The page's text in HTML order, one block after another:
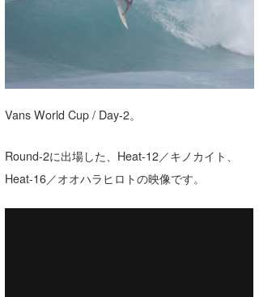
今月のプレゼント
Vans World Cup / Day-2。
Round-2に出場した、Heat-12／キノカイト、
Heat-16／オオハラヒロトの映像です。
湘南
千葉南
お知らせ
VOTE!